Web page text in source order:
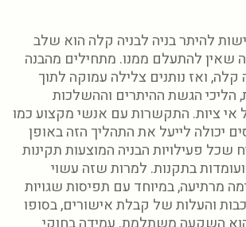
להיתר בניה לבניה קלה הוא שלב
שאין להתעלם ממנו. מתחילים מהבנה
ואז נותנים צלילה עמוקה לתוך
הליכי הגשת ההיתרים וההשלכות
אי ציות. התקשרות עם אנשי מקצוע כמו
יכולה לייעל את התהליך הזה באופן
שכל פעילויות הבניה המוצעות תקינות
בתקנות. למרות שזה עשוי
מרתיעה, במיוחד עם תפיסות שגויות
והעלות של קבלת אישורים, בסופו